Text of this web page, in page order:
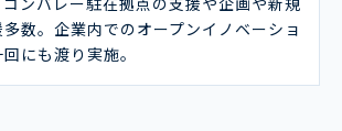
数。企業内でのオープンイノベーショ
にも渡り実施。